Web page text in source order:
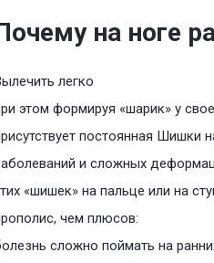
на ноге
легко
этом формируя «шарик» у
постоянная Шишки
и сложных
«шишек» на пальце или на
чем плюсов:
сложно поймать на